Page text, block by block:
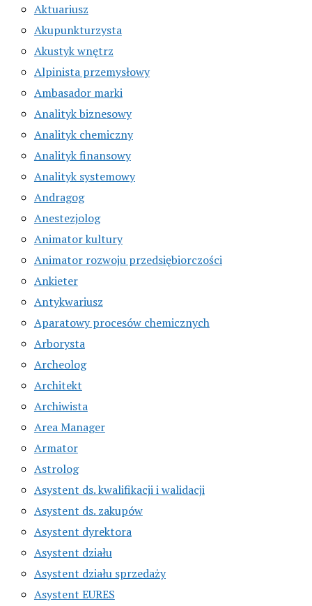
Aktuariusz
Akupunkturzysta
Akustyk wnętrz
Alpinista przemysłowy
Ambasador marki
Analityk biznesowy
Analityk chemiczny
Analityk finansowy
Analityk systemowy
Andragog
Anestezjolog
Animator kultury
Animator rozwoju przedsiębiorczości
Ankieter
Antykwariusz
Aparatowy procesów chemicznych
Arborysta
Archeolog
Architekt
Archiwista
Area Manager
Armator
Astrolog
Asystent ds. kwalifikacji i walidacji
Asystent ds. zakupów
Asystent dyrektora
Asystent działu
Asystent działu sprzedaży
Asystent EURES